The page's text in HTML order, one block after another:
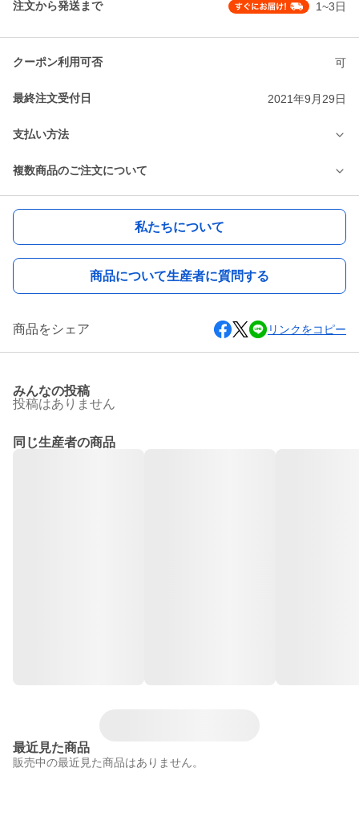
注文から発送まで 1~3日
クーポン利用可否 可
最終注文受付日 2021年9月29日
支払い方法
複数商品のご注文について
私たちについて
商品について生産者に質問する
商品をシェア リンクをコピー
みんなの投稿
投稿はありません
同じ生産者の商品
最近見た商品
販売中の最近見た商品はありません。